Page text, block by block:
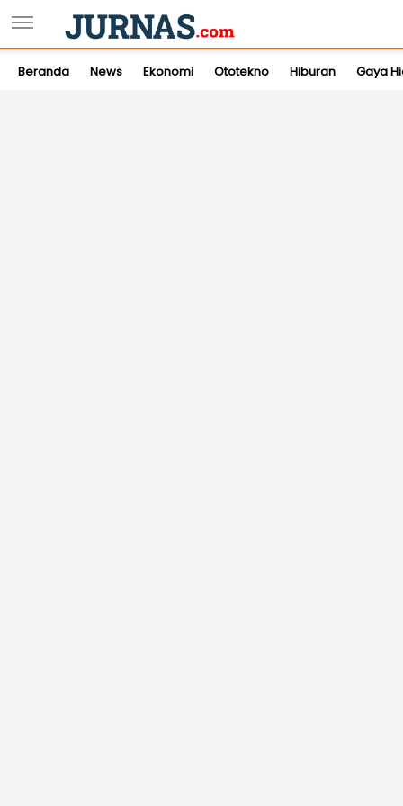
Beranda News Ekonomi Ototekno Hiburan Gaya